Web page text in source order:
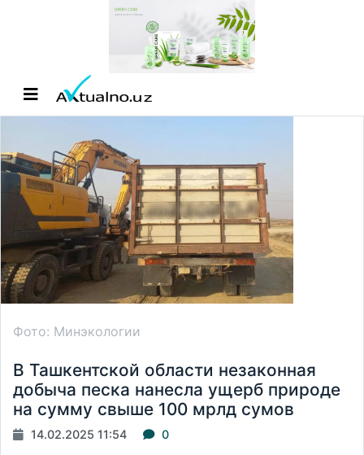
Фото: Минэкологии
В Ташкентской области незаконная
добыча песка нанесла ущерб природе
на сумму свыше 100 мрлд сумов
14.02.2025 11:54 0